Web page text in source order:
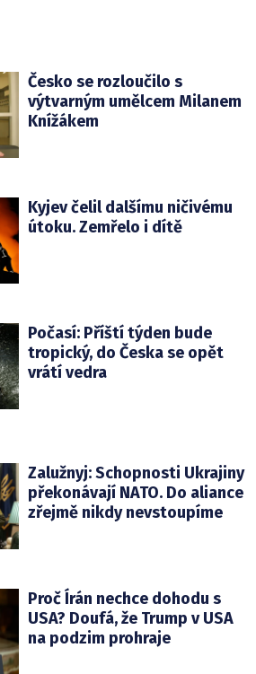
Česko se rozloučilo s
výtvarným umělcem Milanem
Knížákem
Kyjev čelil dalšímu ničivému
útoku. Zemřelo i dítě
Počasí: Příští týden bude
tropický, do Česka se opět
vrátí vedra
Zalužnyj: Schopnosti Ukrajiny
překonávají NATO. Do aliance
zřejmě nikdy nevstoupíme
Proč Írán nechce dohodu s
USA? Doufá, že Trump v USA
na podzim prohraje